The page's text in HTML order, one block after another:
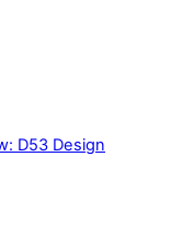
D53 Design